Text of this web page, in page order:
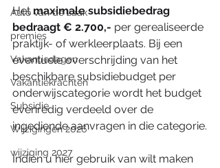
Auto van de zaak
premies
Vakantiedagen
Vakantiekrachten
Subsidie
Wijzigingen 2026
wijziging 2027
Het maximale subsidiebedrag
bedraagt € 2.700,- per gerealiseerde
praktijk- of werkleerplaats. Bij een
eventuele overschrijding van het
beschikbare subsidiebudget per
onderwijscategorie wordt het budget
evenredig verdeeld over de
ingediende aanvragen in die categorie.
Indien u hier gebruik van wilt maken